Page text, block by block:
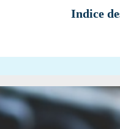
Indice